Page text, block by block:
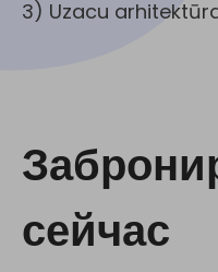
3) Uzacu
сейчас